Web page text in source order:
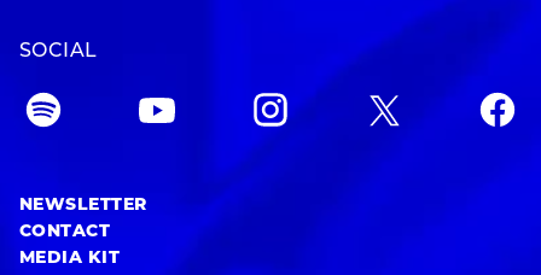
SOCIAL
NEWSLETTER
CONTACT
MEDIA KIT